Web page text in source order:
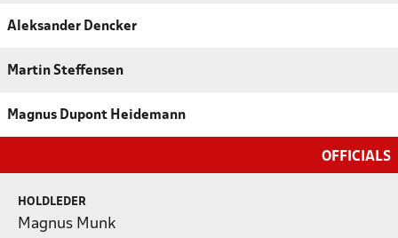
Aleksander Dencker
Martin Steffensen
Magnus Dupont Heidemann
OFFICIALS
HOLDLEDER
Magnus Munk